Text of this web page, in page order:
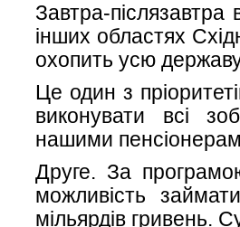
Завтра-післязавтра
інших областях
охопить усю
Це один з
виконувати всі
нашими
Друге. За
можливість
мільярдів гривень.